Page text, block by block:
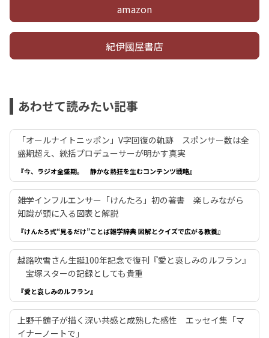
amazon
紀伊國屋書店
あわせて読みたい記事
「オールナイトニッポン」V字回復の軌跡 スポンサー数は全
盛期超え、統括プロデューサーが明かす真実
『今、ラジオ全盛期。 静かな熱狂を生むコンテンツ戦略』
雑学インフルエンサー「けんたろ」初の著書 楽しみながら
知識が頭に入る図表と解説
『けんたろ式“見るだけ”ことば雑学辞典 図解とクイズで広がる教養』
越路吹雪さん生誕100年記念で復刊『愛と哀しみのルフラン』
宝塚スターの記録としても貴重
『愛と哀しみのルフラン』
上野千鶴子が描く深い共感と成熟した感性 エッセイ集「マ
イナーノートで」